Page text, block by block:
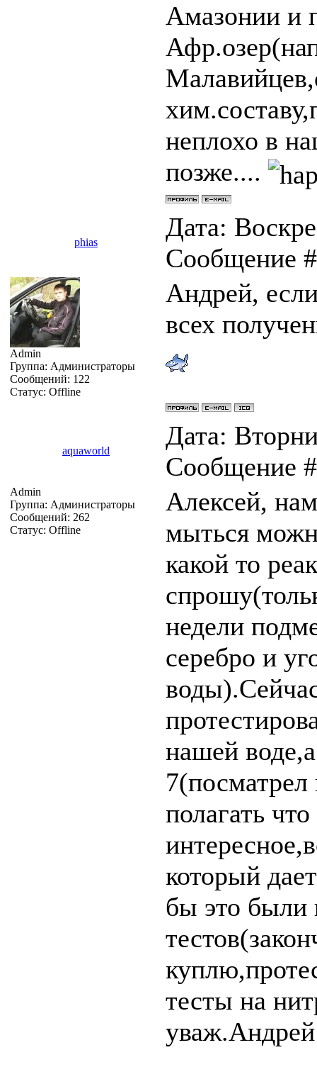
Амазонии и
неплохо в
позже....
phias
Дата:
Сообщение
Admin
Группа: Администраторы
Сообщений: 122
Статус: Offline
Андрей,
всех
aquaworld
Дата:
Сообщение
Admin
Группа: Администраторы
Сообщений: 262
Статус: Offline
Алексей,
мыться
какой то
недели
серебро и
нашей
полагать
который
бы это были
тесты на
уваж.Андрей